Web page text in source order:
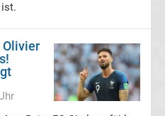
ist.
Olivier